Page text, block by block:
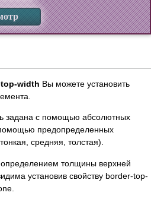
width Вы можете установить
задана с помощью абсолютных
предопределенных
средняя, толстая).
толщины верхней
установив свойству border-top-